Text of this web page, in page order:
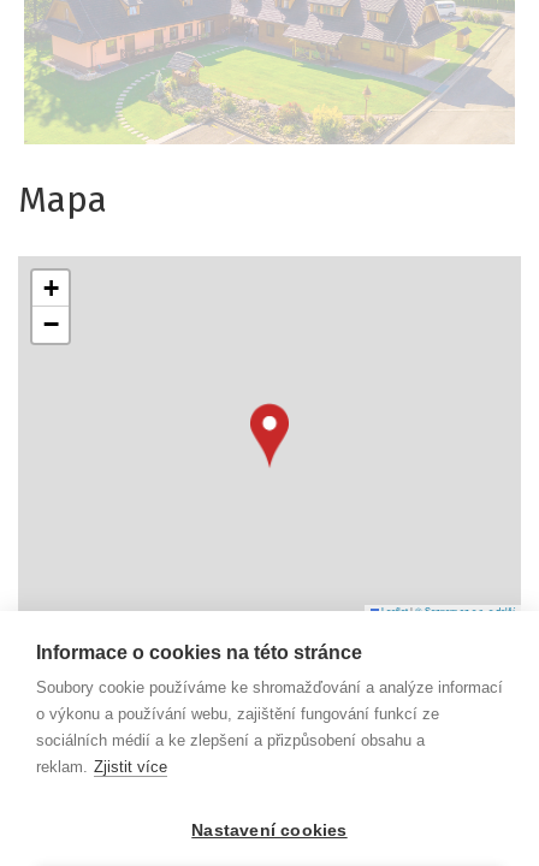
Mapa
+
−
Leaflet|© Seznam.cz a.s. a další
Náměstí Svobody 6
738 01 Frýdek-Místek
IČO: 29392055
dm@beskydy-info.cz
Informace o cookies na této stránce
Soubory cookie používáme ke shromažďování a analýze informací
o výkonu a používání webu, zajištění fungování funkcí ze
sociálních médií a ke zlepšení a přizpůsobení obsahu a
reklam. Zjistit více
Nastavení cookies